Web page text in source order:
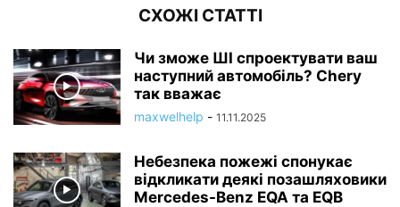
СХОЖІ СТАТТІ
Чи зможе ШІ спроектувати ваш
наступний автомобіль? Chery
так вважає
maxwelhelp - 11.11.2025
Небезпека пожежі спонукає
відкликати деякі позашляховики
Mercedes-Benz EQA та EQB